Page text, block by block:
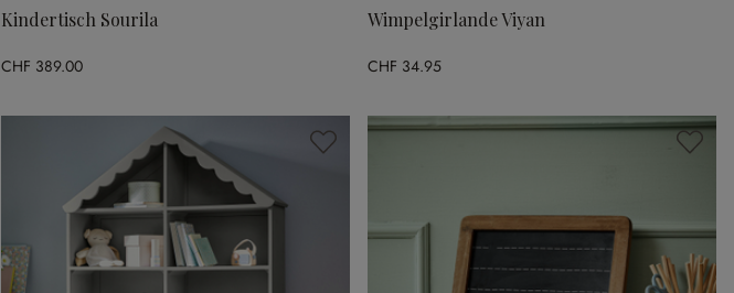
Kindertisch Sourila
CHF 389.00
Wimpelgirlande Viyan
CHF 34.95